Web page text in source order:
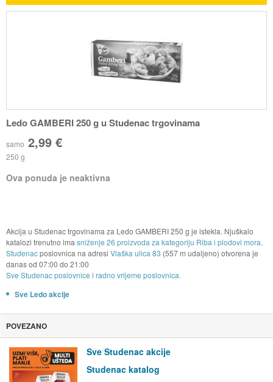
Ledo GAMBERI 250 g u Studenac trgovinama
samo 2,99 €
250 g
Ova ponuda je neaktivna
Akcija u Studenac trgovinama za Ledo GAMBERI 250 g je istekla. Njuškalo
katalozi trenutno ima sniženje 26 proizvoda za kategoriju Riba i plodovi mora.
Studenacposlovnica na adresi Vlaška ulica 83 (557 m udaljeno) otvorena je
danas od 07:00 do 21:00
Sve Studenac poslovnice i radno vrijeme poslovnica.
Sve Ledo akcije
POVEZANO
Sve Studenac akcije
Studenac katalog